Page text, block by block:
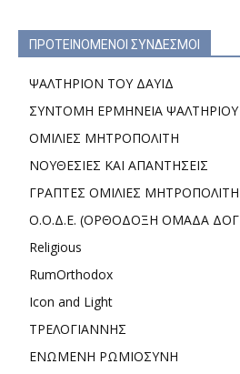
ΠΡΟΤΕΙΝΟΜΕΝΟΙ ΣΥΝΔΕΣΜΟΙ
ΨΑΛΤΗΡΙΟΝ ΤΟΥ ΔΑΥΙΔ
ΣΥΝΤΟΜΗ ΕΡΜΗΝΕΙΑ ΨΑΛΤΗΡΙΟΥ
ΟΜΙΛΙΕΣ ΜΗΤΡΟΠΟΛΙΤΗ
ΝΟΥΘΕΣΙΕΣ ΚΑΙ ΑΠΑΝΤΗΣΕΙΣ
ΓΡΑΠΤΕΣ ΟΜΙΛΙΕΣ ΜΗΤΡΟΠΟΛΙΤΗ
Ο.Ο.Δ.Ε. (ΟΡΘΟΔΟΞΗ ΟΜΑΔΑ
Religious
RumOrthodox
Icon and Light
ΤΡΕΛΟΓΙΑΝΝΗΣ
ΕΝΩΜΕΝΗ ΡΩΜΙΟΣΥΝΗ